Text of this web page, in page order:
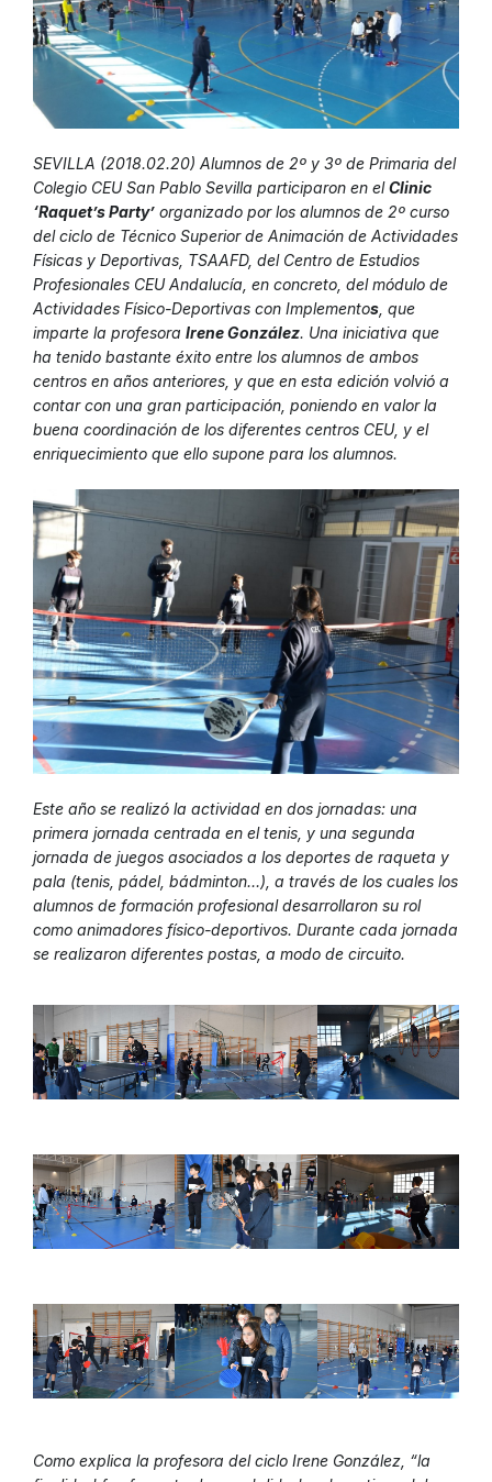
SEVILLA (2018.02.20) Alumnos de 2º y 3º de Primaria del
Colegio CEU San Pablo Sevilla participaron en elClinic
‘Raquet’s Party’ organizado por los alumnos de 2º curso
del ciclo de Técnico Superior de Animación de Actividades
Físicas y Deportivas, TSAAFD, del Centro de Estudios
Profesionales CEU Andalucía, en concreto, del módulo de
Actividades Físico-Deportivas con Implementos , que
imparte la profesora Irene González. Una iniciativa que
ha tenido bastante éxito entre los alumnos de ambos
centros en años anteriores, y que en esta edición volvió a
contar con una gran participación, poniendo en valor la
buena coordinación de los diferentes centros CEU, y el
enriquecimiento que ello supone para los alumnos.
Este año se realizó la actividad en dos jornadas: una
primera jornada centrada en el tenis, y una segunda
jornada de juegos asociados a los deportes de raqueta y
pala (tenis, pádel, bádminton…), a través de los cuales los
alumnos de formación profesional desarrollaron su rol
como animadores físico-deportivos. Durante cada jornada
se realizaron diferentes postas, a modo de circuito.
Como explica la profesora del ciclo Irene González, “la